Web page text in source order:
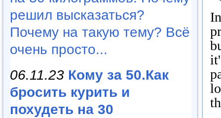
решил высказаться?
Почему на такую тему? Всё
очень просто...
06.11.23 Кому за 50.Как
бросить курить и
похудеть на 30